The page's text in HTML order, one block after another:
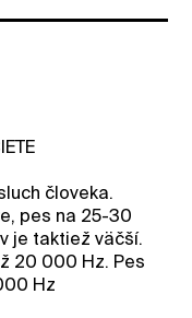
človeka.
pes na 25-30
je taktiež väčší.
20 000 Hz. Pes
Hz